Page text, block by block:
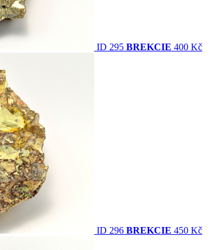
ID 295 BREKCIE 400 Kč
ID 296 BREKCIE 450 Kč